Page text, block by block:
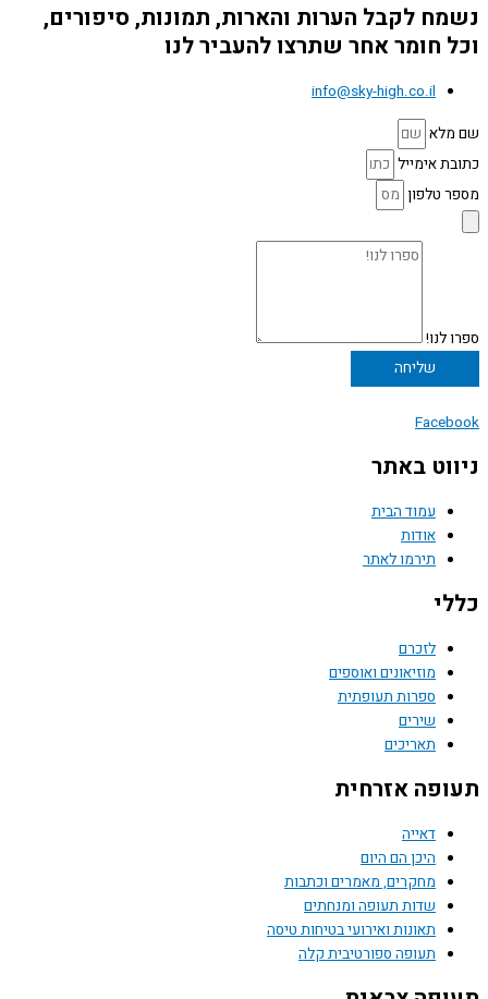
נשמח לקבל הערות והארות, תמונות, סיפורים,
וכל חומר אחר שתרצו להעביר לנו
info@sky-high.co.il
שם מלא
כתובת אימייל
מספר טלפון
ספרו לנו!
שליחה
Facebook
ניווט באתר
עמוד הבית
אודות
תירמו לאתר
כללי
לזכרם
מוזיאונים ואוספים
ספרות תעופתית
שירים
תאריכים
תעופה אזרחית
דאייה
היכן הם היום
מחקרים, מאמרים וכתבות
שדות תעופה ומנחתים
תאונות ואירועי בטיחות טיסה
תעופה ספורטיבית קלה